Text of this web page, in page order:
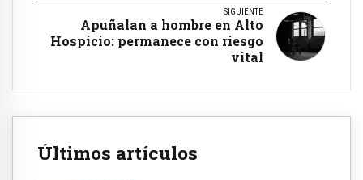
SIGUIENTE
Apuñalan a hombre en Alto
Hospicio: permanece con riesgo
vital
Últimos artículos